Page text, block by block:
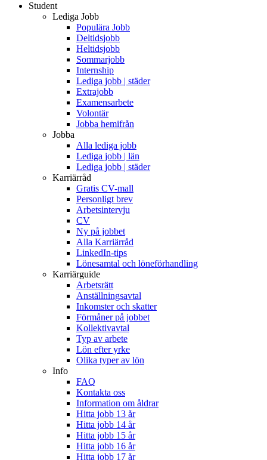
Student
Lediga Jobb
Populära Jobb
Deltidsjobb
Heltidsjobb
Sommarjobb
Internship
Lediga jobb | städer
Extrajobb
Examensarbete
Volontär
Jobba hemifrån
Jobba
Alla lediga jobb
Lediga jobb | län
Lediga jobb | städer
Karriärråd
Gratis CV-mall
Personligt brev
Arbetsintervju
CV
Ny på jobbet
Alla Karriärråd
LinkedIn-tips
Lönesamtal och löneförhandling
Karriärguide
Arbetsrätt
Anställningsavtal
Inkomster och skatter
Förmåner på jobbet
Kollektivavtal
Typ av arbete
Lön efter yrke
Olika typer av lön
Info
FAQ
Kontakta oss
Information om åldrar
Hitta jobb 13 år
Hitta jobb 14 år
Hitta jobb 15 år
Hitta jobb 16 år
Hitta jobb 17 år